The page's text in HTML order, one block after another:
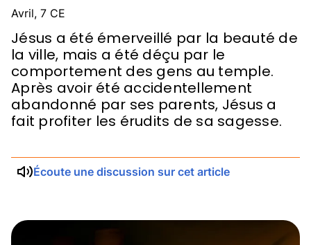
Avril, 7 CE
Jésus a été émerveillé par la beauté de
la ville, mais a été déçu par le
comportement des gens au temple.
Après avoir été accidentellement
abandonné par ses parents, Jésus a
fait profiter les érudits de sa sagesse.
Écoute une discussion sur cet article